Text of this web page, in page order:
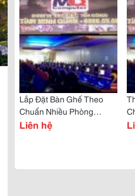
Lắp Đặt Bàn Ghế Theo
Chuẩn Nhiều Phòng
Game Vip Hiện Nay Với
Liên hệ